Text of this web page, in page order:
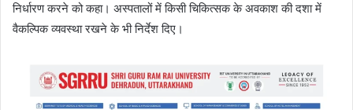
निर्धारण करने को कहा। अस्पतालों में किसी चिकित्सक के अवकाश की दशा में
वैकल्पिक व्यवस्था रखने के भी निर्देश दिए।